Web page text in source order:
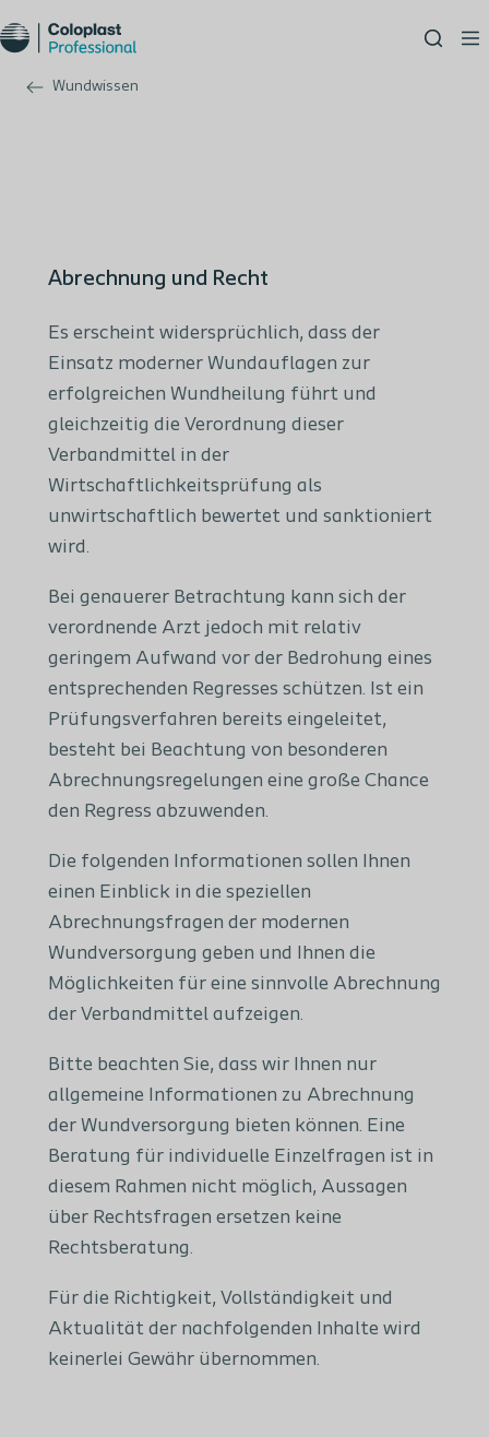
Wundwissen
Abrechnung und Recht
Es erscheint widersprüchlich, dass der
Einsatz moderner Wundauflagen zur
erfolgreichen Wundheilung führt und
gleichzeitig die Verordnung dieser
Verbandmittel in der
Wirtschaftlichkeitsprüfung als
unwirtschaftlich bewertet und sanktioniert
wird.
Bei genauerer Betrachtung kann sich der
verordnende Arzt jedoch mit relativ
geringem Aufwand vor der Bedrohung eines
entsprechenden Regresses schützen. Ist ein
Prüfungsverfahren bereits eingeleitet,
besteht bei Beachtung von besonderen
Abrechnungsregelungen eine große Chance
den Regress abzuwenden.
Die folgenden Informationen sollen Ihnen
einen Einblick in die speziellen
Abrechnungsfragen der modernen
Wundversorgung geben und Ihnen die
Möglichkeiten für eine sinnvolle Abrechnung
der Verbandmittel aufzeigen.
Bitte beachten Sie, dass wir Ihnen nur
allgemeine Informationen zu Abrechnung
der Wundversorgung bieten können. Eine
Beratung für individuelle Einzelfragen ist in
diesem Rahmen nicht möglich, Aussagen
über Rechtsfragen ersetzen keine
Rechtsberatung.
Für die Richtigkeit, Vollständigkeit und
Aktualität der nachfolgenden Inhalte wird
keinerlei Gewähr übernommen.